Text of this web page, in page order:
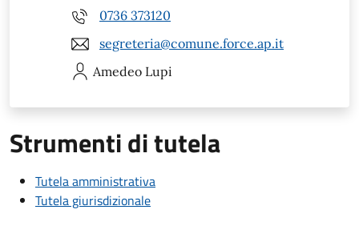
0736 373120
segreteria@comune.force.ap.it
Amedeo Lupi
Strumenti di tutela
Tutela amministrativa
Tutela giurisdizionale